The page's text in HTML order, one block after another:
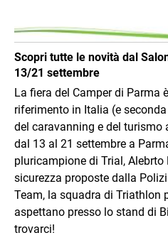
Scopri tutte le novità dal
13/21 settembre
La fiera del Camper di Parma
riferimento in Italia (e
del caravanning e del turismo
dal 13 al 21 settembre a
pluricampione di Trial,
sicurezza proposte dalla
Team, la squadra di Triathlon
aspettano presso lo stand di
trovarci!